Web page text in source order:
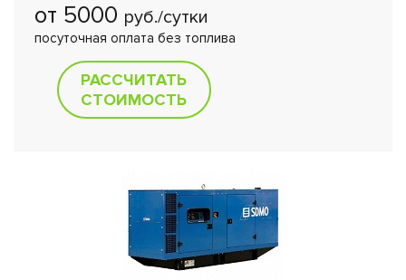
от 5000 руб./сутки
посуточная оплата без топлива
РАССЧИТАТЬ
СТОИМОСТЬ